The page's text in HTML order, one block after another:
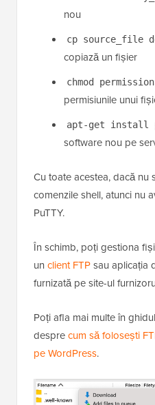
nou
cp source_file
copiază un fișier
chmod
permisiunile unui
apt-get install
software nou pe
Cu toate acestea, dacă nu
comenzile shell, atunci nu
PuTTY.
În schimb, poți gestiona
un client FTPsau aplicația
furnizată pe site-ul
Poți afla mai multe în
desprecum să folosești
pe WordPress.